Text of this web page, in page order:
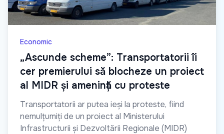
Economic
„Ascunde scheme”: Transportatorii îi
cer premierului să blocheze un proiect
al MIDR și amenință cu proteste
Transportatorii ar putea ieși la proteste, fiind
nemulțumiți de un proiect al Ministerului
Infrastructurii și Dezvoltării Regionale (MIDR)